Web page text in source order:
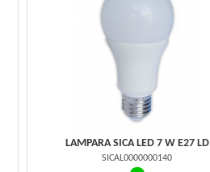
LAMPARA SICA LED 7 W E27 LD
SICAL0000000140